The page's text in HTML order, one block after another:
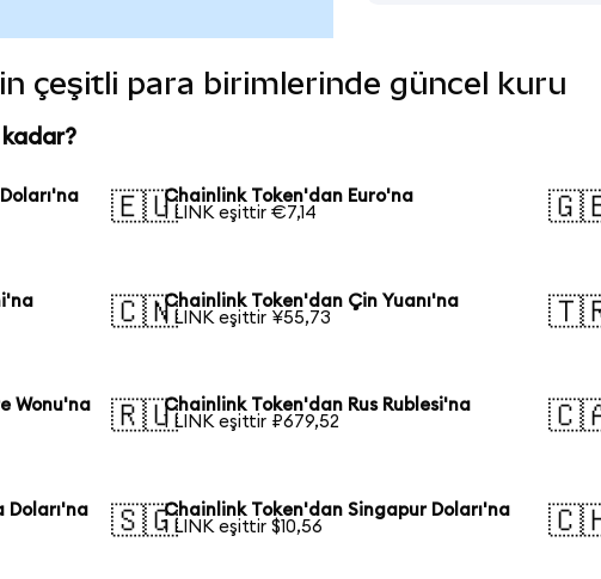
çeşitli para birimlerinde güncel kuru
kadar?
🇪🇺Chainlink Token'dan Euro'na
1 LINK eşittir €7,14
🇨🇳Chainlink Token'dan Çin Yuanı'na
1 LINK eşittir ¥55,73
Wonu'na
🇷🇺Chainlink Token'dan Rus Rublesi'na
1 LINK eşittir ₽679,52
Doları'na
🇸🇬Chainlink Token'dan Singapur Doları'na
1 LINK eşittir $10,56